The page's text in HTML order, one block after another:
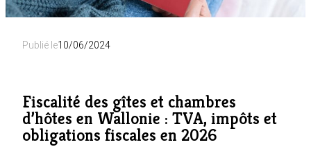
Publié le10/06/2024
Fiscalité des gîtes et chambres
d’hôtes en Wallonie : TVA, impôts et
obligations fiscales en 2026